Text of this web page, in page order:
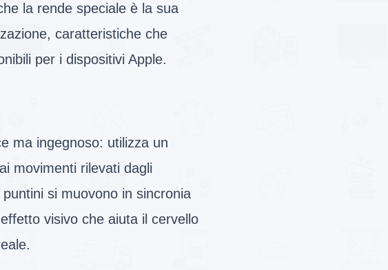
la rende speciale è la sua
caratteristiche che
per i dispositivi Apple.
ma ingegnoso: utilizza un
movimenti rilevati dagli
si muovono in sincronia
visivo che aiuta il cervello